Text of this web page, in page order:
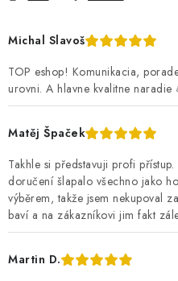
Michal Slavoš
TOP eshop! Komunikacia,
urovni. A hlavne kvalitne
Matěj Špaček
Takhle si představuji profi
doručení šlapalo všechno jako
výběrem, takže jsem nekupoval
baví a na zákazníkovi jim fakt
Martin D.